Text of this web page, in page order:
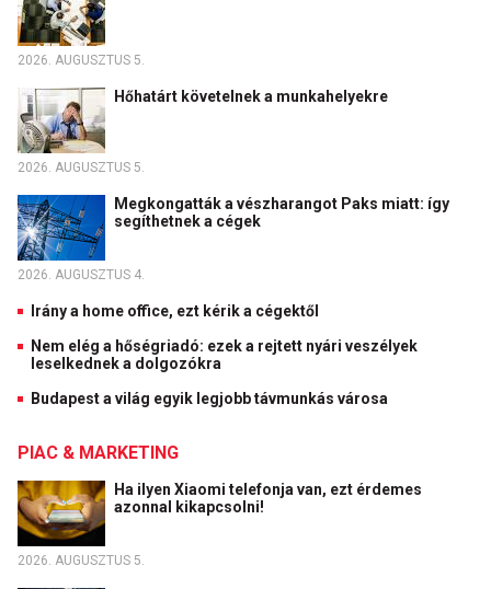
2026. AUGUSZTUS 5.
Hőhatárt követelnek a munkahelyekre
2026. AUGUSZTUS 5.
Megkongatták a vészharangot Paks miatt: így
segíthetnek a cégek
2026. AUGUSZTUS 4.
Irány a home office, ezt kérik a cégektől
Nem elég a hőségriadó: ezek a rejtett nyári veszélyek
leselkednek a dolgozókra
Budapest a világ egyik legjobb távmunkás városa
PIAC & MARKETING
Ha ilyen Xiaomi telefonja van, ezt érdemes
azonnal kikapcsolni!
2026. AUGUSZTUS 5.